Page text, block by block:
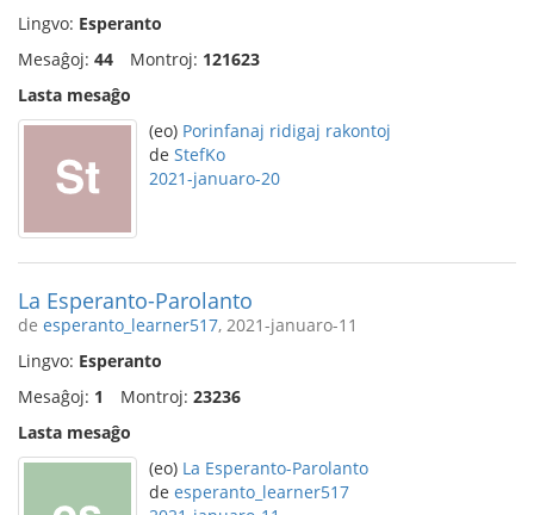
Lingvo: Esperanto
Mesaĝoj: 44 Montroj: 121623
Lasta mesaĝo
(eo) Porinfanaj ridigaj rakontoj
de StefKo
2021-januaro-20
La Esperanto-Parolanto
de esperanto_learner517, 2021-januaro-11
Lingvo: Esperanto
Mesaĝoj: 1 Montroj: 23236
Lasta mesaĝo
(eo) La Esperanto-Parolanto
de esperanto_learner517